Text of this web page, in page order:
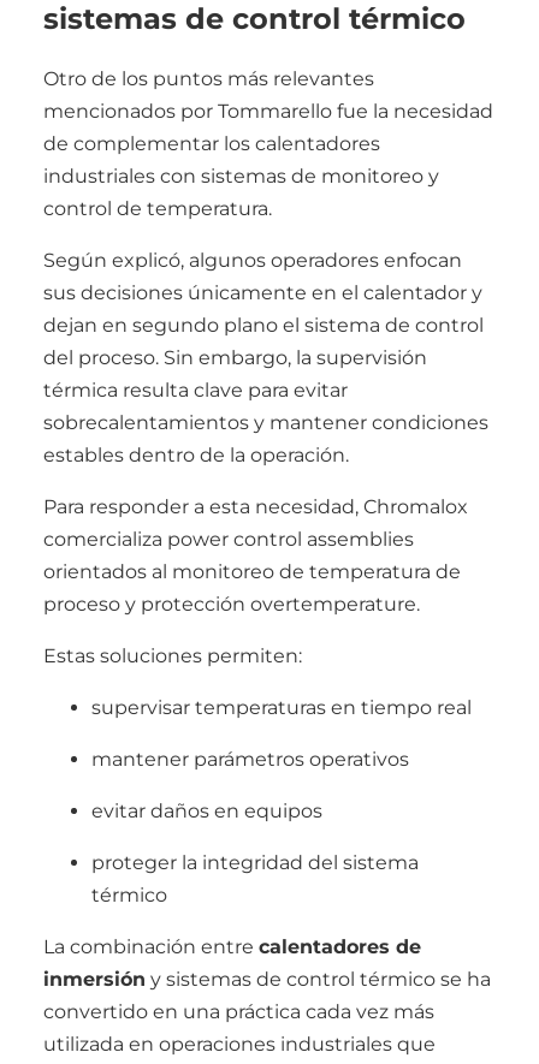
sistemas de control térmico
Otro de los puntos más relevantes
mencionados por Tommarello fue la necesidad
de complementar los calentadores
industriales con sistemas de monitoreo y
control de temperatura.
Según explicó, algunos operadores enfocan
sus decisiones únicamente en el calentador y
dejan en segundo plano el sistema de control
del proceso. Sin embargo, la supervisión
térmica resulta clave para evitar
sobrecalentamientos y mantener condiciones
estables dentro de la operación.
Para responder a esta necesidad, Chromalox
comercializa power control assemblies
orientados al monitoreo de temperatura de
proceso y protección overtemperature.
Estas soluciones permiten:
supervisar temperaturas en tiempo real
mantener parámetros operativos
evitar daños en equipos
proteger la integridad del sistema
térmico
La combinación entre calentadores de
inmersión y sistemas de control térmico se ha
convertido en una práctica cada vez más
utilizada en operaciones industriales que